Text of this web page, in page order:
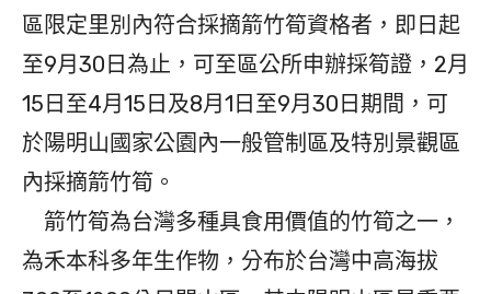
區限定里別內符合採摘箭竹筍資格者，即日起
至9月30日為止，可至區公所申辦採筍證，2月
15日至4月15日及8月1日至9月30日期間，可
於陽明山國家公園內一般管制區及特別景觀區
內採摘箭竹筍。
箭竹筍為台灣多種具食用價值的竹筍之一，
為禾本科多年生作物，分布於台灣中高海拔